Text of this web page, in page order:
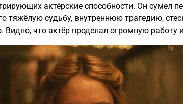
актёрские способности. Он сумел
тяжёлую судьбу, внутреннюю трагедию,
Видно, что актёр проделал огромную